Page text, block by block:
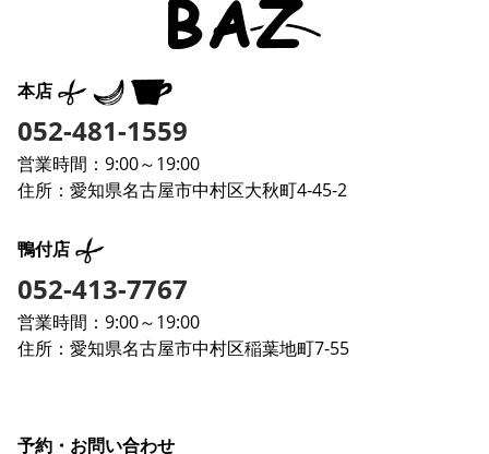
本店
052-481-1559
営業時間：9:00～19:00
住所：愛知県名古屋市中村区大秋町4-45-2
鴨付店
052-413-7767
営業時間：9:00～19:00
住所：愛知県名古屋市中村区稲葉地町7-55
予約・お問い合わせ